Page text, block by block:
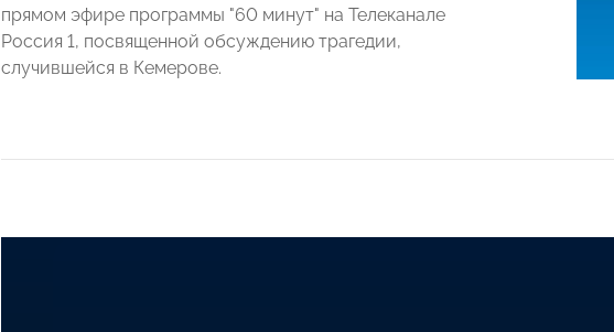
прямом эфире программы "60 минут" на Телеканале
Россия 1, посвященной обсуждению трагедии,
случившейся в Кемерове.